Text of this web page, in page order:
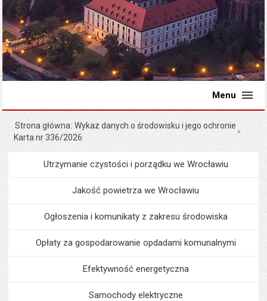
Menu
Strona główna Wykaz danych o środowisku i jego ochronie
Karta nr 336/2026
MenuŚrodowisko i ekologia
Utrzymanie czystości i porządku we Wrocławiu
Jakość powietrza we Wrocławiu
Ogłoszenia i komunikaty z zakresu środowiska
Opłaty za gospodarowanie opdadami komunalnymi
Efektywność energetyczna
Samochody elektryczne